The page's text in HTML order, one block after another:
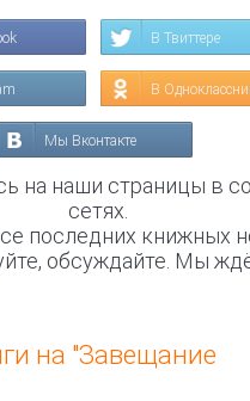
В Твиттере
В
Мы Вконтакте
на наши страницы в
сетях.
последних книжных
обсуждайте. Мы
на "Завещание